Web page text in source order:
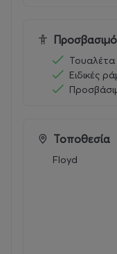
έναν καλλιτέχνη
Follow Ty Segall
Διάθεση εισιτηρίων
Τουαλέτα
Ειδικές
Τοποθεσία
Floyd